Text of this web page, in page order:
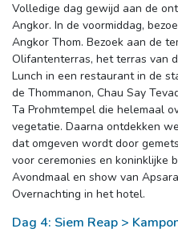
Volledige dag gewijd aan de
Angkor. In de voormiddag,
Angkor Thom. Bezoek aan de
Olifantenterras, het terras van
Lunch in een restaurant in de
de Thommanon, Chau Say
Ta Prohmtempel die helemaal
vegetatie. Daarna ontdekken
dat omgeven wordt door
voor ceremonies en koninklijke
Avondmaal en show van
Overnachting in het hotel.
Dag 4: Siem Reap >